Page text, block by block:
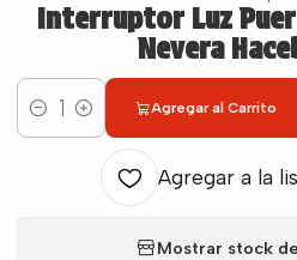
Interruptor Luz
Nevera
Cantidad
Agregar al Carrito
Agregar a la
Mostrar stock